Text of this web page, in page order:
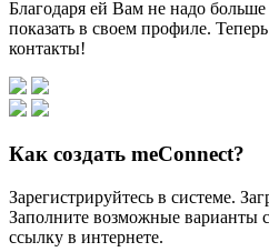
Благодаря ей Вам не надо
показать в своем профиле.
контакты!
Как создать meConnect?
Зарегистрируйтесь в системе.
Заполните возможные варианты
ссылку в интернете.